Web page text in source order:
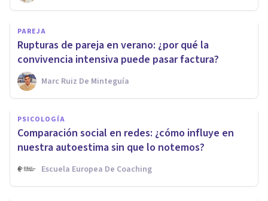
PAREJA
Rupturas de pareja en verano: ¿por qué la
convivencia intensiva puede pasar factura?
Marc Ruiz De Minteguía
PSICOLOGÍA
Comparación social en redes: ¿cómo influye en
nuestra autoestima sin que lo notemos?
Escuela Europea De Coaching